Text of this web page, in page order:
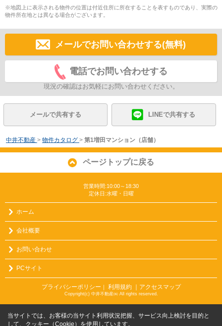
※地図上に表示される物件の位置は付近住所に所在することを表すものであり、実際の
物件所在地とは異なる場合がございます。
メールでお問い合わせする(無料)
電話でお問い合わせする
現況の確認はお気軽にお問い合わせください。
メールで共有する LINEで共有する
中井不動産 > 物件カタログ > 第1増田マンション（店舗）
ページトップに戻る
営業時間:10:00～18:30
定休日:水曜・日曜
ホーム
会社概要
お問い合わせ
PCサイト
プライバシーポリシー 利用規約 ｜アクセスマップ
Copyright(c) 中井不動産㈱ All rights reserved.
当サイトでは、お客様の当サイト利用状況把握、サービス向上検討を目的と
して、クッキー（Cookie）を使用しています。